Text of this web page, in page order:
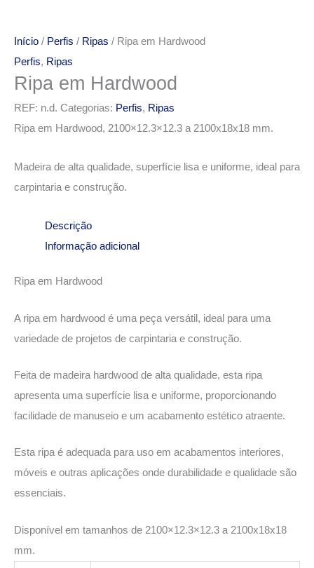
Início / Perfis / Ripas / Ripa em Hardwood
Perfis, Ripas
Ripa em Hardwood
REF: n.d. Categorias: Perfis, Ripas
Ripa em Hardwood, 2100×12.3×12.3 a 2100x18x18 mm.
Madeira de alta qualidade, superfície lisa e uniforme, ideal para
carpintaria e construção.
Descrição
Informação adicional
Ripa em Hardwood
A ripa em hardwood é uma peça versátil, ideal para uma
variedade de projetos de carpintaria e construção.
Feita de madeira hardwood de alta qualidade, esta ripa
apresenta uma superfície lisa e uniforme, proporcionando
facilidade de manuseio e um acabamento estético atraente.
Esta ripa é adequada para uso em acabamentos interiores,
móveis e outras aplicações onde durabilidade e qualidade são
essenciais.
Disponível em tamanhos de 2100×12.3×12.3 a 2100x18x18
mm.